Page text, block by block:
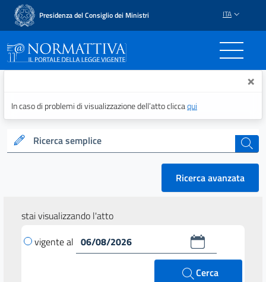
Presidenza del Consiglio dei Ministri ITA
Normattiva - Il portale ×
In caso di problemi di visualizzazione dell’atto cliccaqui
Ricerca semplice cerca
Ricerca avanzata
stai visualizzando l'atto
vigente al
Cerca